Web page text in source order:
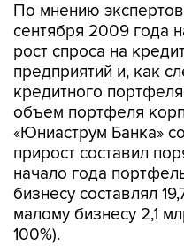
По мнению
сентября 2009 года
рост спроса на
предприятий и, как
кредитного
объем портфеля
«Юниаструм Банка»
прирост составил
начало года
бизнесу составлял
малому бизнесу 2,1
100%).